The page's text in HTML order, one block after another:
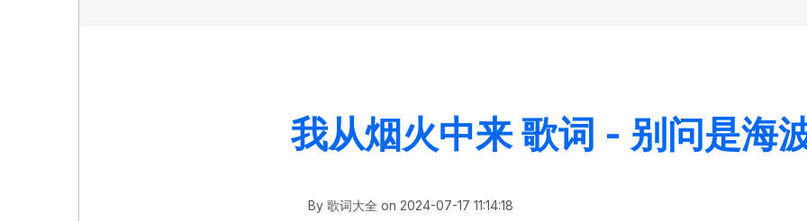
我从烟火中来 歌词 - 别问是海
By 歌词大全 on 2024-07-17 11:14:18